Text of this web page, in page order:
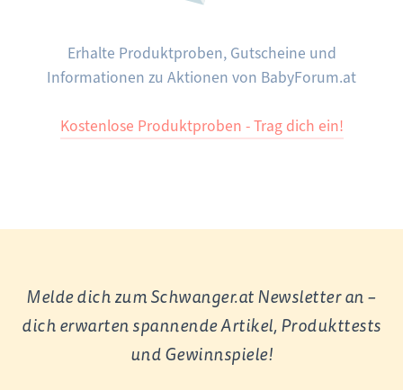
Erhalte Produktproben, Gutscheine und
Informationen zu Aktionen von BabyForum.at
Kostenlose Produktproben - Trag dich ein!
Melde dich zum Schwanger.at Newsletter an –
dich erwarten spannende Artikel, Produkttests
und Gewinnspiele!